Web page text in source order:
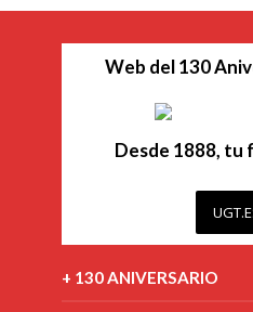
Web del 130
Desde 1888, tu
+ 130 ANIVERSARIO